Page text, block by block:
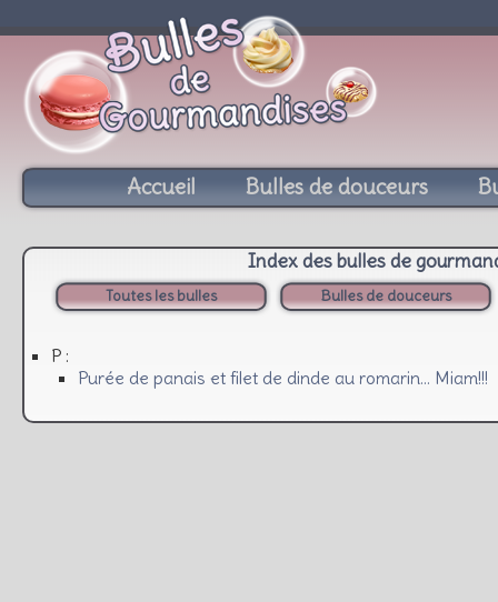
Accueil Bulles de douceurs
Index des bulles de
Toutes les bulles Bulles de douceurs
P :
Purée de panais et filet de dinde au romarin… Miam!!!